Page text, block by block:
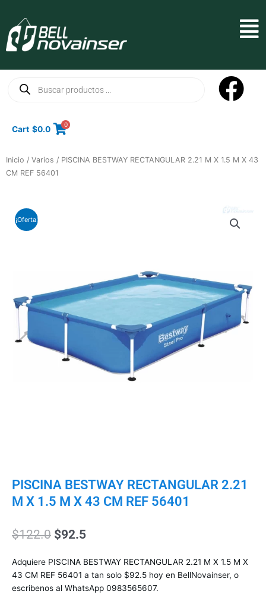
contenido
productos
Cart $0.0 0
Inicio / Varios / PISCINA BESTWAY RECTANGULAR 2.21 M X 1.5 M X 43
CM REF 56401
¡Oferta!
PISCINA BESTWAY RECTANGULAR 2.21
M X 1.5 M X 43 CM REF 56401
$122.0 El
original
era:
$122.0.
$92.5El
actual
es:
$92.5.
Adquiere PISCINA BESTWAY RECTANGULAR 2.21 M X 1.5 M X
43 CM REF 56401 a tan solo $92.5 hoy en BellNovainser, o
escribenos al WhatsApp 0983565607.